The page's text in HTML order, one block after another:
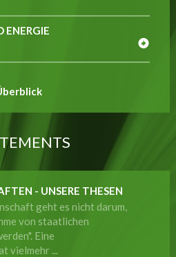
ENERGIE
- UNSERE THESEN
geht es nicht darum,
von staatlichen
Eine
vielmehr ...